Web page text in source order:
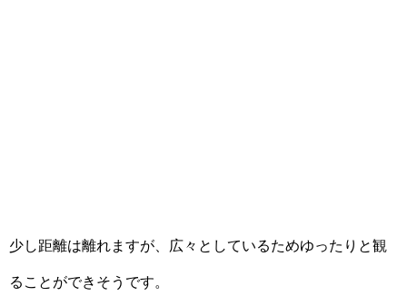
少し距離は離れますが、広々としているためゆったりと観
ることができそうです。